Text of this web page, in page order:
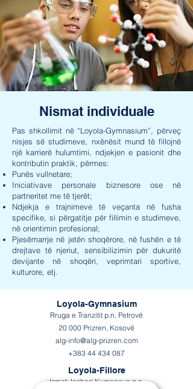
Nismat individuale
Pas shkollimit në “Loyola-Gymnasium”, përveç
nisjes së studimeve, nxënësit mund të fillojnë
një karrierë hulumtimi, ndjekjen e pasionit dhe
kontributin praktik, përmes:
Punës vullnetare;
Iniciativave personale biznesore ose në
partneritet me të tjerët;
Ndjekja e trajnimeve të veçanta në fusha
specifike, si përgatitje për fillimin e studimeve,
në orientimin profesional;
Pjesëmarrje në jetën shoqërore, në fushën e të
drejtave të njeriut, sensibilizimin për dukuritë
devijante në shoqëri, veprimtari sportive,
kulturore, etj.
Loyola-Gymnasium
Rruga e Tranzitit p.n, Petrovë
20 000 Prizren, Kosovë
alg-info@alg-prizren.com
+383 44 434 087
Loyola-Fillore
Ismet Jashari Kumanova p.n.